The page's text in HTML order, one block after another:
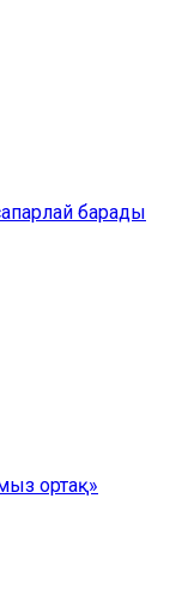
барады
ортақ»